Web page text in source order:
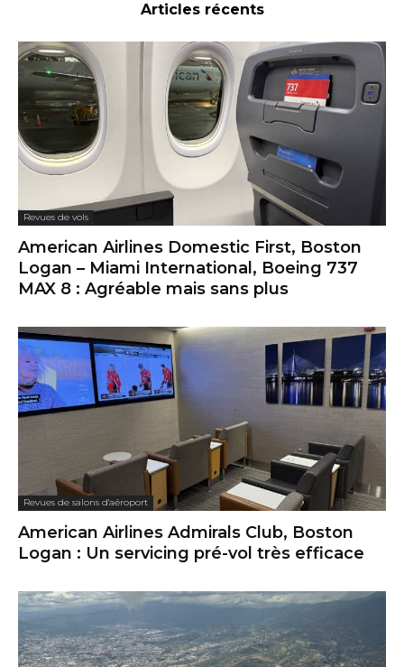
Articles récents
Revues de vols
American Airlines Domestic First, Boston
Logan – Miami International, Boeing 737
MAX 8 : Agréable mais sans plus
Revues de salons d'aéroport
American Airlines Admirals Club, Boston
Logan : Un servicing pré-vol très efficace